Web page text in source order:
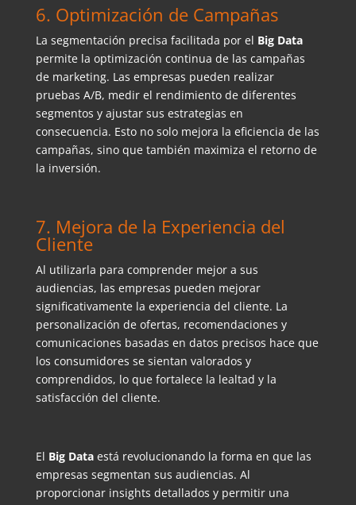
6. Optimización de Campañas
La segmentación precisa facilitada por el Big Data
permite la optimización continua de las campañas
de marketing. Las empresas pueden realizar
pruebas A/B, medir el rendimiento de diferentes
segmentos y ajustar sus estrategias en
consecuencia. Esto no solo mejora la eficiencia de las
campañas, sino que también maximiza el retorno de
la inversión.
7. Mejora de la Experiencia del
Cliente
Al utilizarla para comprender mejor a sus
audiencias, las empresas pueden mejorar
significativamente la experiencia del cliente. La
personalización de ofertas, recomendaciones y
comunicaciones basadas en datos precisos hace que
los consumidores se sientan valorados y
comprendidos, lo que fortalece la lealtad y la
satisfacción del cliente.
El Big Dataestá revolucionando la forma en que las
empresas segmentan sus audiencias. Al
proporcionar insights detallados y permitir una